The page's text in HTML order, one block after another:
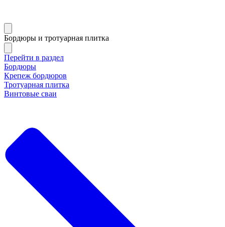
Бордюры и тротуарная плитка
Перейти в раздел
Бордюры
Крепеж бордюров
Тротуарная плитка
Винтовые сваи